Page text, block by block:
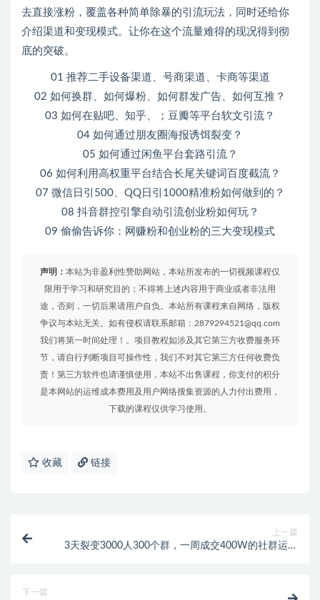
去直接涨粉，覆盖各种简单除暴的引流玩法，同时还给你
介绍渠道和变现模式。让你在这个流量难得的现况得到彻
底的突破。
01 推荐二手设备渠道、号商渠道、卡商等渠道
02 如何换群、如何爆粉、如何群发广告、如何互推？
03 如何在贴吧、知乎、；豆瓣等平台软文引流？
04 如何通过朋友圈海报诱饵裂变？
05 如何通过闲鱼平台套路引流？
06 如何利用高权重平台结合长尾关键词百度截流？
07 微信日引500、QQ日引1000精准粉如何做到的？
08 抖音群控引擎自动引流创业粉如何玩？
09 偷偷告诉你：网赚粉和创业粉的三大变现模式
声明： 本站为非盈利性赞助网站，本站所发布的一切视频课程仅
限用于学习和研究目的；不得将上述内容用于商业或者非法用
途，否则，一切后果请用户自负。本站所有课程来自网络，版权
争议与本站无关。如有侵权请联系邮箱：2879294521@qq.com
我们将第一时间处理！。项目教程如涉及其它第三方收费服务环
节，请自行判断项目可操作性，我们不对其它第三方任何收费负
责！第三方软件也请谨慎使用，本站不出售课程，你支付的积分
是本网站的运维成本费用及用户网络搜集资源的人力付出费用，
下载的课程仅供学习使用。
收藏 链接
上一篇
3天裂变3000人300个群，一周成交400W的社群运营
下一篇